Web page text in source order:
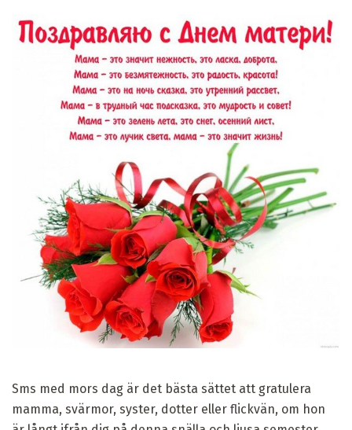
Sms med mors dag är det bästa sättet att gratulera
mamma, svärmor, syster, dotter eller flickvän, om hon